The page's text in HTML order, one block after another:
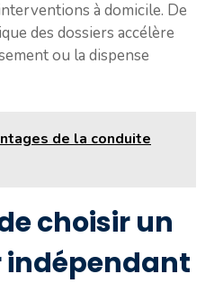
à domicile. De
des dossiers accélère
ou la dispense
de la conduite
choisir un